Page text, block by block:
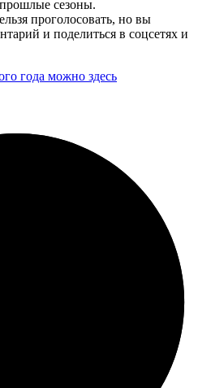
сезоны.
проголосовать, но вы
и поделиться в соцсетях и
года можно здесь